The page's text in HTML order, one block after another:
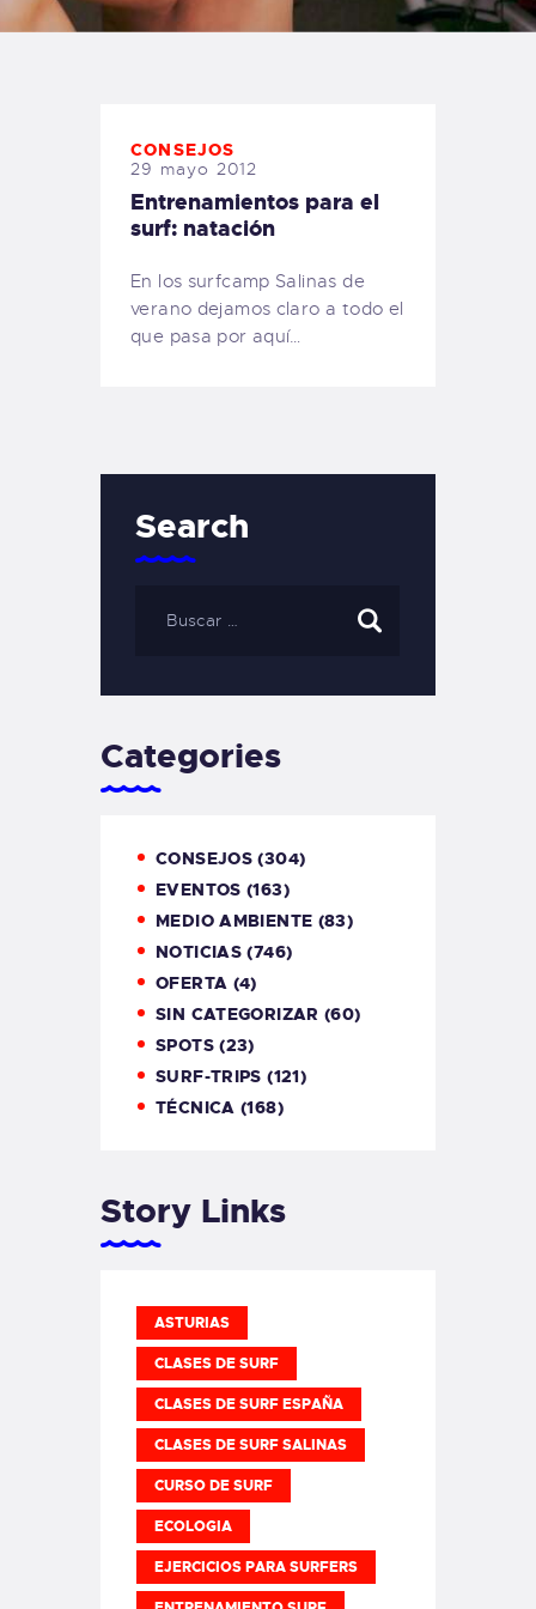
TIENDA FAMILY SURFERS
CONSEJOS
29 mayo 2012
Entrenamientos para el
surf: natación
En los surfcamp Salinas de
verano dejamos claro a todo el
que pasa por aquí…
Search
Categories
CONSEJOS (304)
EVENTOS (163)
MEDIO AMBIENTE (83)
NOTICIAS (746)
OFERTA (4)
SIN CATEGORIZAR (60)
SPOTS(23)
SURF-TRIPS (121)
TÉCNICA (168)
Story Links
ASTURIAS
CLASES DE SURF
CLASES DE SURF ESPAÑA
CLASES DE SURF SALINAS
CURSO DE SURF
ECOLOGIA
EJERCICIOS PARA SURFERS